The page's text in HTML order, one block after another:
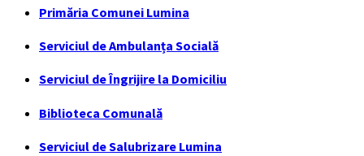
Primăria Comunei Lumina
Serviciul de Ambulanța Socială
Serviciul de Îngrijire la Domiciliu
Biblioteca Comunală
Serviciul de Salubrizare Lumina